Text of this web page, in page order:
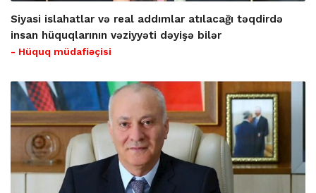
Siyasi islahatlar və real addımlar atılacağı təqdirdə
insan hüquqlarının vəziyyəti dəyişə bilər
- Hüquq müdafiəçisi